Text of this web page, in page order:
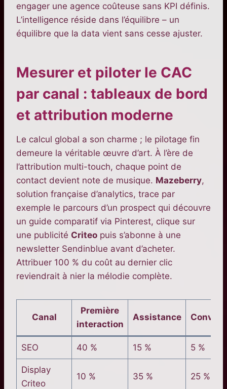
engager une agence coûteuse sans KPI définis.
L’intelligence réside dans l’équilibre – un
équilibre que la data vient sans cesse ajuster.
Mesurer et piloter le CAC
par canal : tableaux de bord
et attribution moderne
Le calcul global a son charme ; le pilotage fin
demeure la véritable œuvre d’art. À l’ère de
l’attribution multi-touch, chaque point de
contact devient note de musique. Mazeberry,
solution française d’analytics, trace par
exemple le parcours d’un prospect qui découvre
un guide comparatif via Pinterest, clique sur
une publicité Criteo puis s’abonne à une
newsletter Sendinblue avant d’acheter.
Attribuer 100 % du coût au dernier clic
reviendrait à nier la mélodie complète.
Canal
Première
interaction
Assistance
SEO 40 % 15 % 5 %
Display
Criteo
10 % 35 % 25 %